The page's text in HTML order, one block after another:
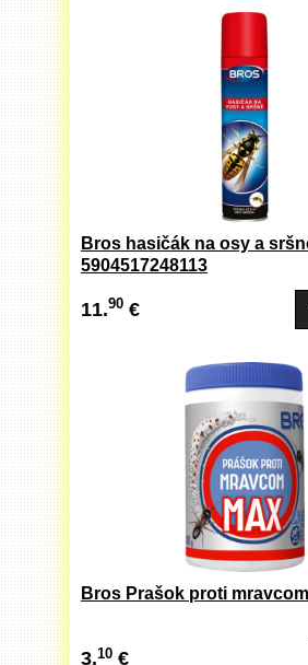
Bros hasičák na osy a
5904517248113
11.90 €
Bros Prašok proti
3.10 €